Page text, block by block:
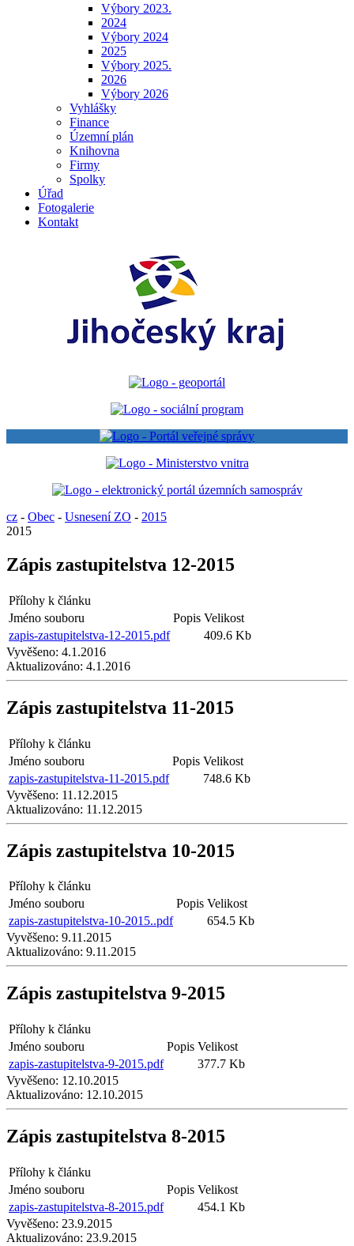
Výbory 2023.
2024
Výbory 2024
2025
Výbory 2025.
2026
Výbory 2026
Vyhlášky
Finance
Územní plán
Knihovna
Firmy
Spolky
Úřad
Fotogalerie
Kontakt
cz - Obec - Usnesení ZO - 2015
2015
Zápis zastupitelstva 12-2015
Přílohy k článku
Jméno souboru
Popis Velikost
zapis-zastupitelstva-12-2015.pdf
409.6 Kb
Vyvěšeno: 4.1.2016
Aktualizováno: 4.1.2016
Zápis zastupitelstva 11-2015
Přílohy k článku
Jméno souboru
Popis Velikost
zapis-zastupitelstva-11-2015.pdf
748.6 Kb
Vyvěšeno: 11.12.2015
Aktualizováno: 11.12.2015
Zápis zastupitelstva 10-2015
Přílohy k článku
Jméno souboru
Popis Velikost
zapis-zastupitelstva-10-2015..pdf
654.5 Kb
Vyvěšeno: 9.11.2015
Aktualizováno: 9.11.2015
Zápis zastupitelstva 9-2015
Přílohy k článku
Jméno souboru
Popis Velikost
zapis-zastupitelstva-9-2015.pdf
377.7 Kb
Vyvěšeno: 12.10.2015
Aktualizováno: 12.10.2015
Zápis zastupitelstva 8-2015
Přílohy k článku
Jméno souboru
Popis Velikost
zapis-zastupitelstva-8-2015.pdf
454.1 Kb
Vyvěšeno: 23.9.2015
Aktualizováno: 23.9.2015